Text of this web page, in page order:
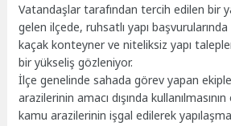
Vatandaşlar tarafından tercih edilen bir
gelen ilçede, ruhsatlı yapı başvurularında
kaçak konteyner ve niteliksiz yapı
bir yükseliş gözleniyor.
İlçe genelinde sahada görev yapan
arazilerinin amacı dışında
kamu arazilerinin işgal edilerek